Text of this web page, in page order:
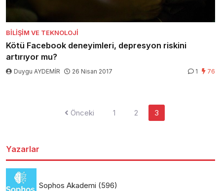
BILIŞIM VE TEKNOLOJI
Kötü Facebook deneyimleri, depresyon riskini
artırıyor mu?
Duygu AYDEMİR 26 Nisan 2017 1 76
Önceki 1 2 3
Yazarlar
Sophos Akademi (596)